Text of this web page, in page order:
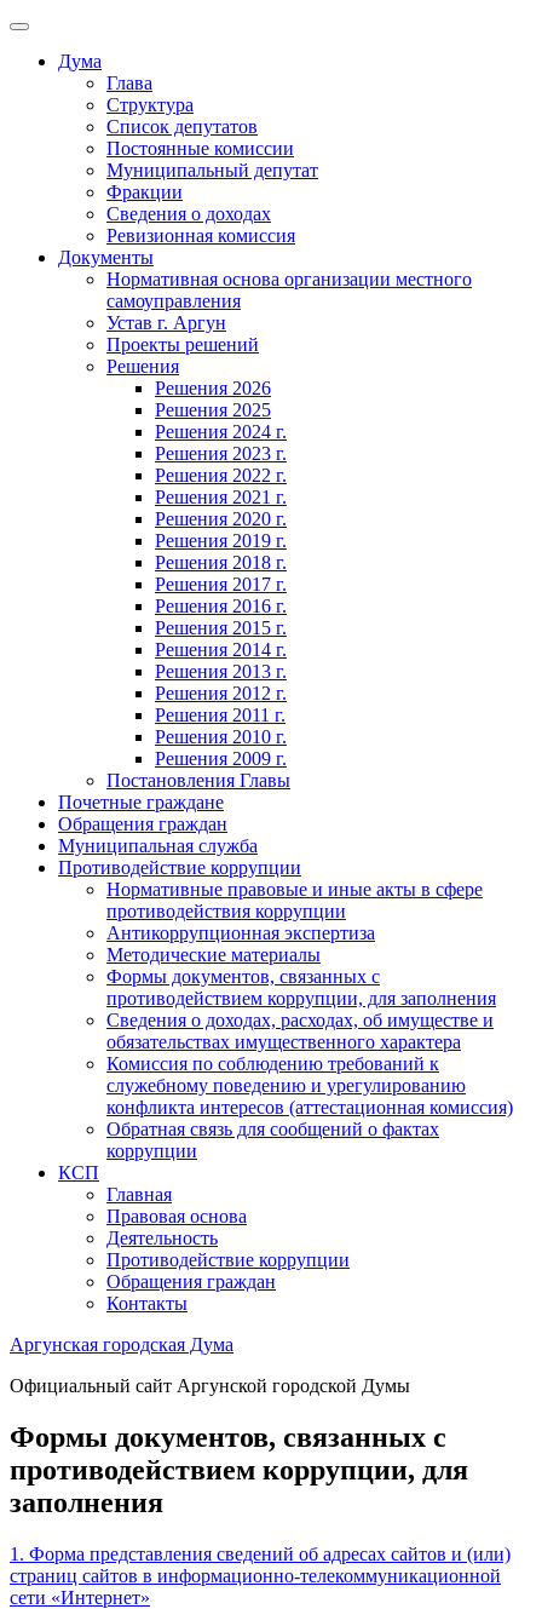
Skip
contentДума
Глава
Структура
Список депутатов
Постоянные комиссии
Муниципальный депутат
Фракции
Сведения о доходах
Ревизионная комиссия
Документы
Нормативная основа организации местного
самоуправления
Устав г. Аргун
Проекты решений
Решения
Решения 2026
Решения 2025
Решения 2024 г.
Решения 2023 г.
Решения 2022 г.
Решения 2021 г.
Решения 2020 г.
Решения 2019 г.
Решения 2018 г.
Решения 2017 г.
Решения 2016 г.
Решения 2015 г.
Решения 2014 г.
Решения 2013 г.
Решения 2012 г.
Решения 2011 г.
Решения 2010 г.
Решения 2009 г.
Постановления Главы
Почетные граждане
Обращения граждан
Муниципальная служба
Противодействие коррупции
Нормативные правовые и иные акты в сфере
противодействия коррупции
Антикоррупционная экспертиза
Методические материалы
Формы документов, связанных с
противодействием коррупции, для заполнения
Сведения о доходах, расходах, об имуществе и
обязательствах имущественного характера
Комиссия по соблюдению требований к
служебному поведению и урегулированию
конфликта интересов (аттестационная комиссия)
Обратная связь для сообщений о фактах
коррупции
КСП
Главная
Правовая основа
Деятельность
Противодействие коррупции
Обращения граждан
Контакты
Аргунская городская Дума
Официальный сайт Аргунской городской Думы
Формы документов, связанных с
противодействием коррупции, для
заполнения
1. Форма представления сведений об адресах сайтов и (или)
страниц сайтов в информационно-телекоммуникационной
сети «Интернет»